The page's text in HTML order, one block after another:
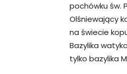
pochówku św.
Olśniewający
na świecie
Bazylika
tylko bazylika